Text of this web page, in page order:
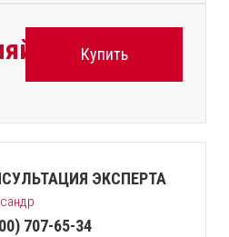
Купить
ЭКСПЕРТА
707-65-34